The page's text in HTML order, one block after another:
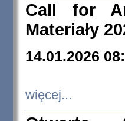
Call for
Materiały
14.01.2026
więcej...